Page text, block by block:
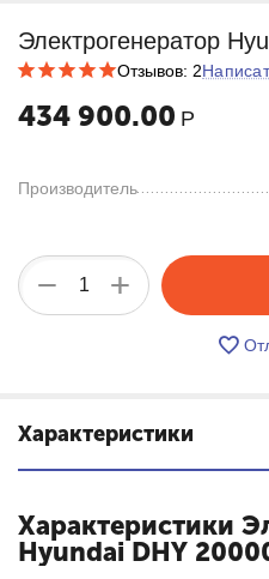
Электрогенератор
Отзывов: 2
434 900.00 Р
Производитель
+
−
Характеристики
Характеристики
Hyundai DHY